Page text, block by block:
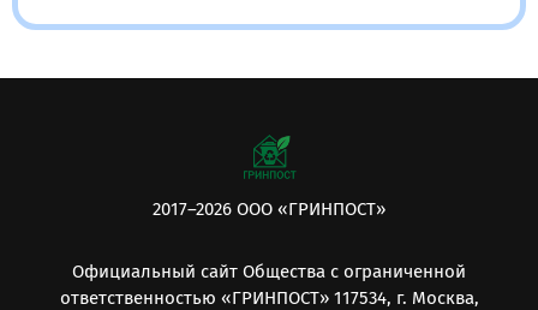
2017–2026 ООО «ГРИНПОСТ»
Официальный сайт Общества с ограниченной
ответственностью «ГРИНПОСТ» 117534, г. Москва,